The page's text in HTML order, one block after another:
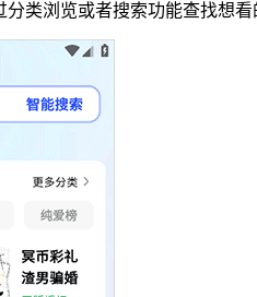
类浏览或者搜索功能查找想